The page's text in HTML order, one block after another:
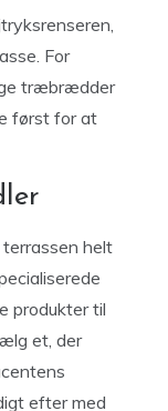
For
træbrædder
først for at
helt
produkter til
et, der
efter med